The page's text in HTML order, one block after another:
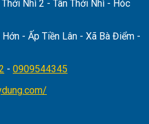
Nhì 2 - Tân Thới Nhì - Hóc
- Ấp Tiền Lân - Xã Bà Điểm -
- 0909544345